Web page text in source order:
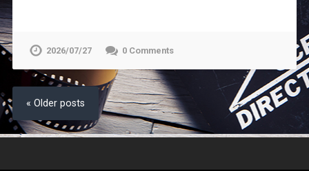
2026/07/27 0 Comments
« Older posts